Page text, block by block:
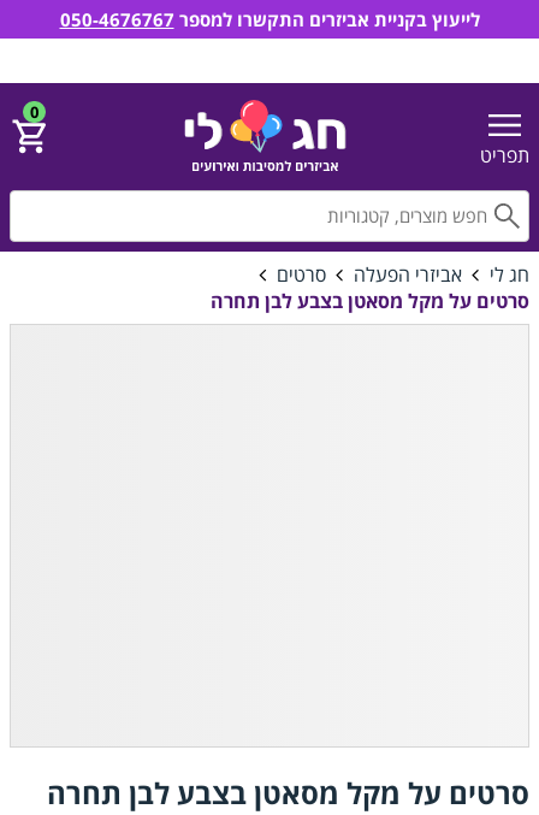
תפריט
0
חג לי אביזרי הפעלה
סרטים
סרטים על מקל מסאטן בצבע לבן תחרה
סרטים על מקל מסאטן בצבע לבן תחרה
לייעוץ בקניית אביזרים התקשרו למספר 050-4676767